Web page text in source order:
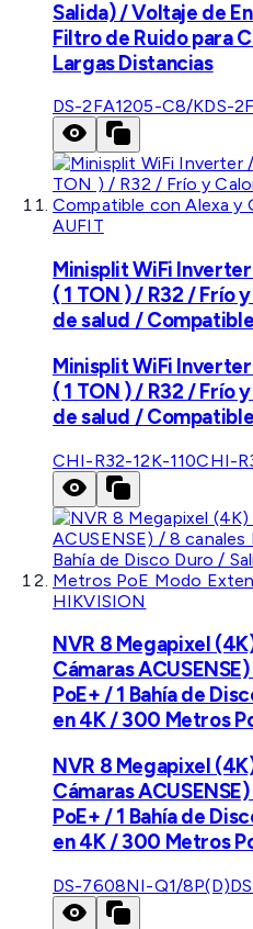
Salida) / Voltaje de
Filtro de Ruido para
Largas Distancias
DS-2FA1205-C8/KDS-
AUFIT
Minisplit WiFi
( 1 TON ) / R32 / Frío
de salud /
Minisplit WiFi
( 1 TON ) / R32 / Frío
de salud /
CHI-R32-12K-110CHI-
HIKVISION
NVR 8 Megapixel
Cámaras
PoE+ / 1 Bahía de
en 4K / 300 Metros
NVR 8 Megapixel
Cámaras
PoE+ / 1 Bahía de
en 4K / 300 Metros
DS-7608NI-Q1/8P(D)